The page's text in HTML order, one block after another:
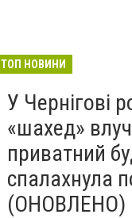
ТОП НОВИНИ
У Чернігові
«шахед»
приватний
спалахнула
(ОНОВЛЕНО)